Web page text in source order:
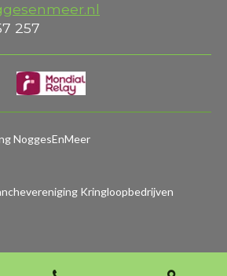
257
NoggesEnMeer
Kringloopbedrijven